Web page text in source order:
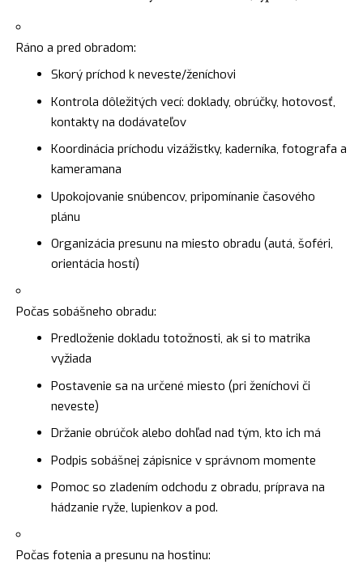
Ráno a pred obradom:
Skorý príchod k neveste/ženíchovi
Kontrola dôležitých vecí: doklady, obrúčky, hotovosť,
kontakty na dodávateľov
Koordinácia príchodu vizážistky, kaderníka, fotografa a
kameramana
Upokojovanie snúbencov, pripomínanie časového
plánu
Organizácia presunu na miesto obradu (autá, šoféri,
orientácia hostí)
Počas sobášneho obradu:
Predloženie dokladu totožnosti, ak si to matrika
vyžiada
Postavenie sa na určené miesto (pri ženíchovi či
neveste)
Držanie obrúčok alebo dohľad nad tým, kto ich má
Podpis sobášnej zápisnice v správnom momente
Pomoc so zladením odchodu z obradu, príprava na
hádzanie ryže, lupienkov a pod.
Počas fotenia a presunu na hostinu: